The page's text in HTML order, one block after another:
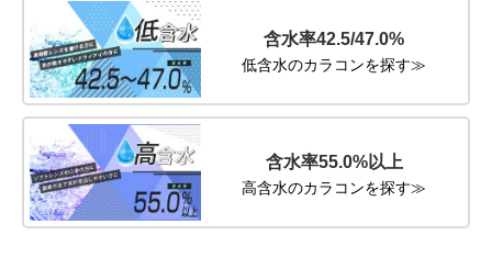
含水率42.5/47.0%
低含水のカラコンを探す≫
含水率55.0%以上
高含水のカラコンを探す≫